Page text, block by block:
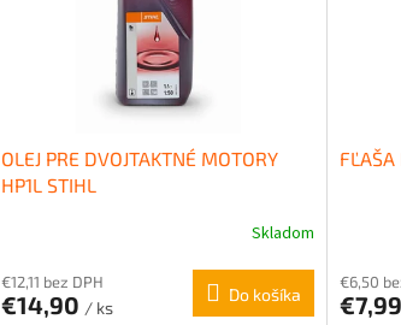
OLEJ PRE DVOJTAKTNÉ MOTORY
HP1L STIHL
Skladom
€12,11 bez DPH
€14,90 / ks
Do košíka
FĽAŠA
€6,50
€7,99